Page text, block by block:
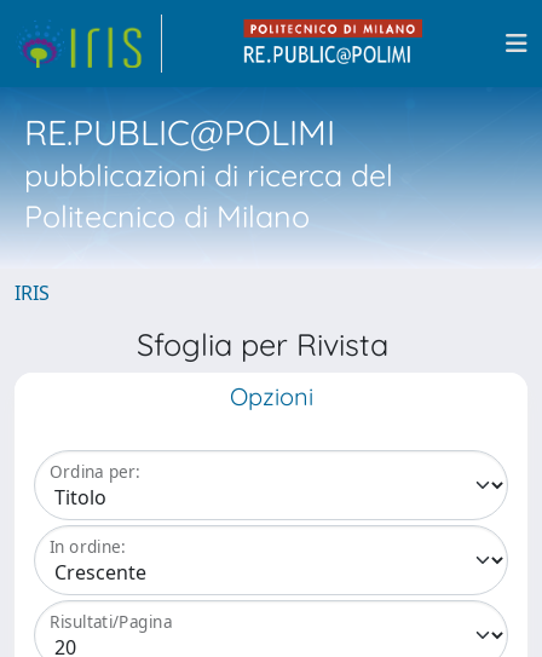
RE.PUBLIC@POLIMI
pubblicazioni di ricerca del
Politecnico di Milano
IRIS
Sfoglia per Rivista
Opzioni
Ordina per:
In ordine:
Risultati/Pagina